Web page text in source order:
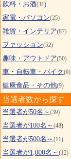
飲料・お酒(31)
家電・パソコン(25)
雑貨・インテリア(87)
ファッション(52)
趣味・アウトドア(50)
車・自転車・バイク(9)
健康食品・その他(9)
当選者数から探す
当選者が50名～ (39)
当選者が100名～ (48)
当選者が500名～ (11)
当選者が1,000名～ (12)